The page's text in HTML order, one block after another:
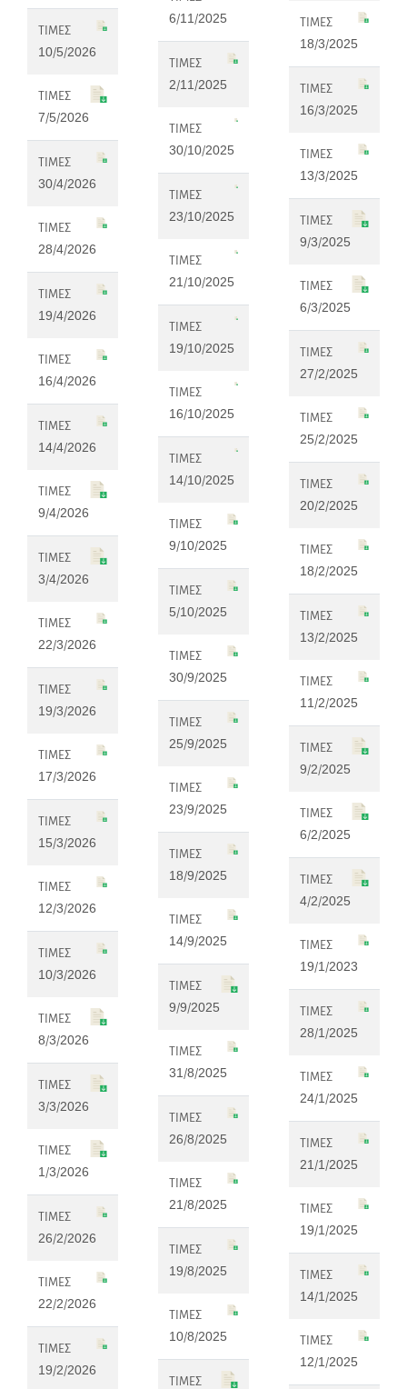
ΤΙΜΕΣ
10/5/2026
ΤΙΜΕΣ
7/5/2026
ΤΙΜΕΣ
30/4/2026
ΤΙΜΕΣ
28/4/2026
ΤΙΜΕΣ
19/4/2026
ΤΙΜΕΣ
16/4/2026
ΤΙΜΕΣ
14/4/2026
ΤΙΜΕΣ
9/4/2026
ΤΙΜΕΣ
3/4/2026
ΤΙΜΕΣ
22/3/2026
ΤΙΜΕΣ
19/3/2026
ΤΙΜΕΣ
17/3/2026
ΤΙΜΕΣ
15/3/2026
ΤΙΜΕΣ
12/3/2026
ΤΙΜΕΣ
10/3/2026
ΤΙΜΕΣ
8/3/2026
ΤΙΜΕΣ
3/3/2026
ΤΙΜΕΣ
1/3/2026
ΤΙΜΕΣ
26/2/2026
ΤΙΜΕΣ
22/2/2026
ΤΙΜΕΣ
19/2/2026
6/11/2025
ΤΙΜΕΣ
2/11/2025
ΤΙΜΕΣ
30/10/2025
ΤΙΜΕΣ
23/10/2025
ΤΙΜΕΣ
21/10/2025
ΤΙΜΕΣ
19/10/2025
ΤΙΜΕΣ
16/10/2025
ΤΙΜΕΣ
14/10/2025
ΤΙΜΕΣ
9/10/2025
ΤΙΜΕΣ
5/10/2025
ΤΙΜΕΣ
30/9/2025
ΤΙΜΕΣ
25/9/2025
ΤΙΜΕΣ
23/9/2025
ΤΙΜΕΣ
18/9/2025
ΤΙΜΕΣ
14/9/2025
ΤΙΜΕΣ
9/9/2025
ΤΙΜΕΣ
31/8/2025
ΤΙΜΕΣ
26/8/2025
ΤΙΜΕΣ
21/8/2025
ΤΙΜΕΣ
19/8/2025
ΤΙΜΕΣ
10/8/2025
ΤΙΜΕΣ
ΤΙΜΕΣ
18/3/2025
ΤΙΜΕΣ
16/3/2025
ΤΙΜΕΣ
13/3/2025
ΤΙΜΕΣ
9/3/2025
ΤΙΜΕΣ
6/3/2025
ΤΙΜΕΣ
27/2/2025
ΤΙΜΕΣ
25/2/2025
ΤΙΜΕΣ
20/2/2025
ΤΙΜΕΣ
18/2/2025
ΤΙΜΕΣ
13/2/2025
ΤΙΜΕΣ
11/2/2025
ΤΙΜΕΣ
9/2/2025
ΤΙΜΕΣ
6/2/2025
ΤΙΜΕΣ
4/2/2025
ΤΙΜΕΣ
19/1/2023
ΤΙΜΕΣ
28/1/2025
ΤΙΜΕΣ
24/1/2025
ΤΙΜΕΣ
21/1/2025
ΤΙΜΕΣ
19/1/2025
ΤΙΜΕΣ
14/1/2025
ΤΙΜΕΣ
12/1/2025